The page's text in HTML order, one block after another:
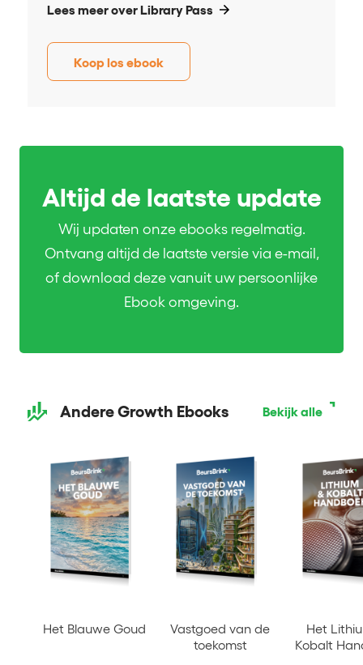
Lees meer over Library Pass
Koop los ebook
Altijd de laatste update
Wij updaten onze ebooks regelmatig.
Ontvang altijd de laatste versie via e-mail,
of download deze vanuit uw persoonlijke
Ebook omgeving.
Andere Growth Ebooks Bekijk alle
Het Blauwe Goud
Vastgoed van de
toekomst
Het
Kobalt